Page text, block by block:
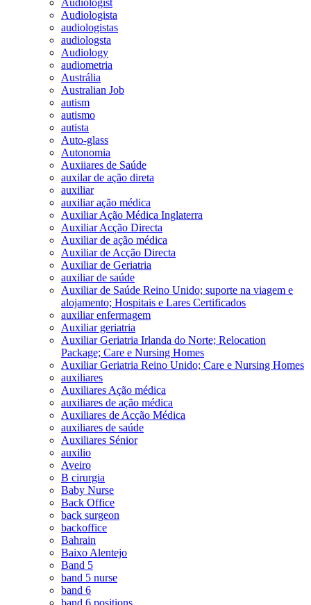
Audiologista
audiologistas
audiologsta
Audiology
audiometria
Austrália
Australian Job
autism
autismo
autista
Auto-glass
Autonomia
Auxiiares de Saúde
auxilar de ação direta
auxiliar
auxiliar ação médica
Auxiliar Ação Médica Inglaterra
Auxiliar Acção Directa
Auxiliar de ação médica
Auxiliar de Acção Directa
Auxiliar de Geriatria
auxiliar de saúde
Auxiliar de Saúde Reino Unido; suporte na viagem e
alojamento; Hospitais e Lares Certificados
auxiliar enfermagem
Auxiliar geriatria
Auxiliar Geriatria Irlanda do Norte; Relocation
Package; Care e Nursing Homes
Auxiliar Geriatria Reino Unido; Care e Nursing Homes
auxiliares
Auxiliares Ação médica
auxiliares de ação médica
Auxiliares de Acção Médica
auxiliares de saúde
Auxiliares Sénior
auxilio
Aveiro
B cirurgia
Baby Nurse
Back Office
back surgeon
backoffice
Bahrain
Baixo Alentejo
Band 5
band 5 nurse
band 6
band 6 positions